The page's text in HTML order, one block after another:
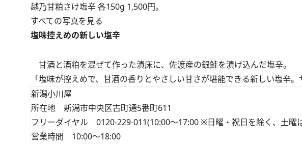
越乃甘粕さけ塩辛 各150g 1,500円。
すべての写真を見る
塩味控えめの新しい塩辛
甘酒と酒粕を混ぜて作った漬床に、佐渡産の銀鮭を漬け込んだ塩辛。
「塩味が控えめで、甘酒の香りとやさしい甘さが堪能できる新しい塩辛
新潟小川屋
所在地 新潟市中央区古町通5番町611
フリーダイヤル 0120-229-011(10:00～17:00 ※日曜・祝日を除く、土曜
営業時間 10:00～18:00